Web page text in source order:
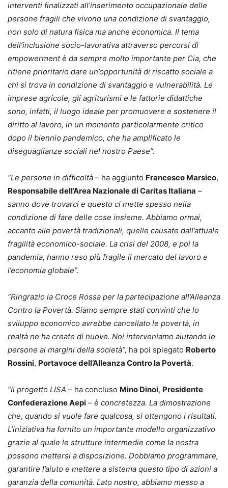
interventi finalizzati all’inserimento occupazionale delle
persone fragili che vivono una condizione di svantaggio,
non solo di natura fisica ma anche economica. Il tema
dell’inclusione socio-lavorativa attraverso percorsi di
empowerment è da sempre molto importante per Cia, che
ritiene prioritario dare un’opportunità di riscatto sociale a
chi si trova in condizione di svantaggio e vulnerabilità. Le
imprese agricole, gli agriturismi e le fattorie didattiche
sono, infatti, il luogo ideale per promuovere e sostenere il
diritto al lavoro, in un momento particolarmente critico
dopo il biennio pandemico, che ha amplificato le
diseguaglianze sociali nel nostro Paese”.
“Le persone in difficoltà – ha aggiunto Francesco Marsico,
Responsabile dell’Area Nazionale di Caritas Italiana –
sanno dove trovarci e questo ci mette spesso nella
condizione di fare delle cose insieme. Abbiamo ormai,
accanto alle povertà tradizionali, quelle causate dall’attuale
fragilità economico-sociale. La crisi del 2008, e poi la
pandemia, hanno reso più fragile il mercato del lavoro e
l’economia globale”.
“Ringrazio la Croce Rossa per la partecipazione all’Alleanza
Contro la Povertà. Siamo sempre stati convinti che lo
sviluppo economico avrebbe cancellato le povertà, in
realtà ne ha create di nuove. Noi interveniamo aiutando le
persone ai margini della società”, ha poi spiegato Roberto
Rossini, Portavoce dell’Alleanza Contro la Povertà.
“Il progetto LISA – ha concluso Mino Dinoi, Presidente
Confederazione Aepi – è concretezza. La dimostrazione
che, quando si vuole fare qualcosa, si ottengono i risultati.
L’iniziativa ha fornito un importante modello organizzativo
grazie al quale le strutture intermedie come la nostra
possono mettersi a disposizione. Dobbiamo programmare,
garantire l’aiuto e mettere a sistema questo tipo di azioni a
garanzia della comunità. Lato nostro, abbiamo messo a